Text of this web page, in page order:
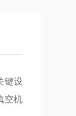
键设
空机